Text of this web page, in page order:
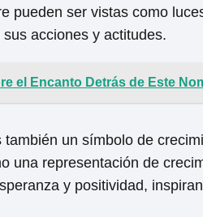
pueden ser vistas como
acciones y actitudes.
el Encanto Detrás de Este
un símbolo de
una representación de
y positividad,